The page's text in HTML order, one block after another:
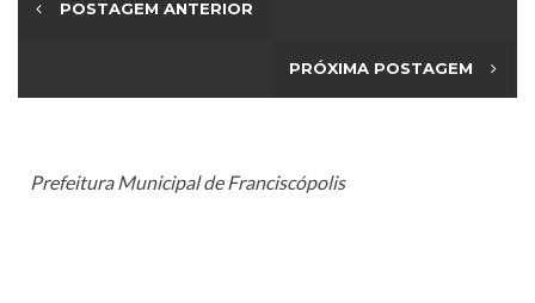
POSTAGEM ANTERIOR
PRÓXIMA POSTAGEM
Prefeitura Municipal de Franciscópolis